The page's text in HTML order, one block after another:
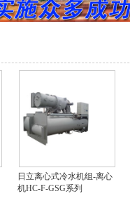
日立离心式冷水机组-离心
机HC-F-GSG系列